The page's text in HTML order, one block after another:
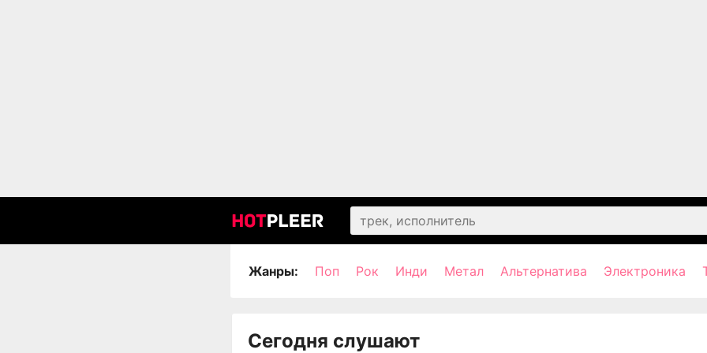
Жанры: Поп Рок Инди Метал Альтернатива Электроника
Сегодня слушают